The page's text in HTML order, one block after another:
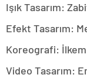
Işık Tasarım:
Efekt Tasarım:
Koreografi:
Video Tasarım: